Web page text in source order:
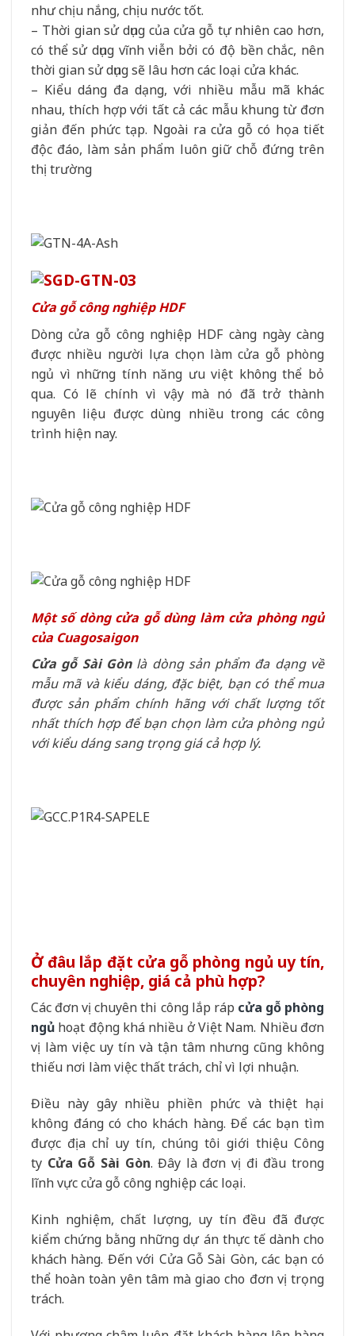
như chịu nắng, chịu nước tốt.
– Thời gian sử dụng của cửa gỗ tự nhiên cao hơn,
có thể sử dụng vĩnh viễn bởi có độ bền chắc, nên
thời gian sử dụng sẽ lâu hơn các loại cửa khác.
– Kiểu dáng đa dạng, với nhiều mẫu mã khác
nhau, thích hợp với tất cả các mẫu khung từ đơn
giản đến phức tạp. Ngoài ra cửa gỗ có họa tiết
độc đáo, làm sản phẩm luôn giữ chỗ đứng trên
thị trường
Cửa gỗ công nghiệp HDF
Dòng cửa gỗ công nghiệp HDF càng ngày càng
được nhiều người lựa chọn làm cửa gỗ phòng
ngủ vì những tính năng ưu việt không thể bỏ
qua. Có lẽ chính vì vậy mà nó đã trở thành
nguyên liệu được dùng nhiều trong các công
trình hiện nay.
Một số dòng cửa gỗ dùng làm cửa phòng ngủ
của Cuagosaigon
Cửa gỗ Sài Gònlà dòng sản phẩm đa dạng về
mẫu mã và kiểu dáng, đặc biệt, bạn có thể mua
được sản phẩm chính hãng với chất lượng tốt
nhất thích hợp để bạn chọn làm cửa phòng ngủ
với kiểu dáng sang trọng giá cả hợp lý.
Ở đâu lắp đặt cửa gỗ phòng ngủ uy tín,
chuyên nghiệp, giá cả phù hợp?
Các đơn vị chuyên thi công lắp ráp cửa gỗ phòng
ngủ hoạt động khá nhiều ở Việt Nam. Nhiều đơn
vị làm việc uy tín và tận tâm nhưng cũng không
thiếu nơi làm việc thất trách, chỉ vì lợi nhuận.
Điều này gây nhiều phiền phức và thiệt hại
không đáng có cho khách hàng. Để các bạn tìm
được địa chỉ uy tín, chúng tôi giới thiệu Công
ty Cửa Gỗ Sài Gòn. Đây là đơn vị đi đầu trong
lĩnh vực cửa gỗ công nghiệp các loại.
Kinh nghiệm, chất lượng, uy tín đều đã được
kiểm chứng bằng những dự án thực tế dành cho
khách hàng. Đến với Cửa Gỗ Sài Gòn, các bạn có
thể hoàn toàn yên tâm mà giao cho đơn vị trọng
trách.